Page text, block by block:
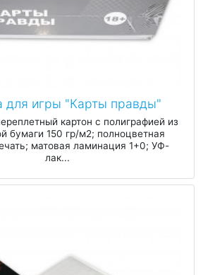
для игры "Карты правды"
картон с полиграфией из
бумаги 150 гр/м2; полноцветная
матовая ламинация 1+0; УФ-
лак...